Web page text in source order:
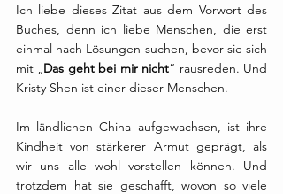
Ich liebe dieses Zitat aus dem Vorwort des
Buches, denn ich liebe Menschen, die erst
einmal nach Lösungen suchen, bevor sie sich
mit „Das geht bei mir nicht“ rausreden. Und
Kristy Shen ist einer dieser Menschen.
Im ländlichen China aufgewachsen, ist ihre
Kindheit von stärkerer Armut geprägt, als
wir uns alle wohl vorstellen können. Und
trotzdem hat sie geschafft, wovon so viele